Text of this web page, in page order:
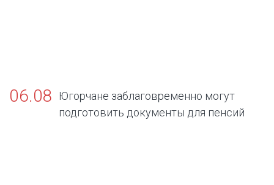
06.08
Югорчане заблаговременно могут
подготовить документы для пенсий